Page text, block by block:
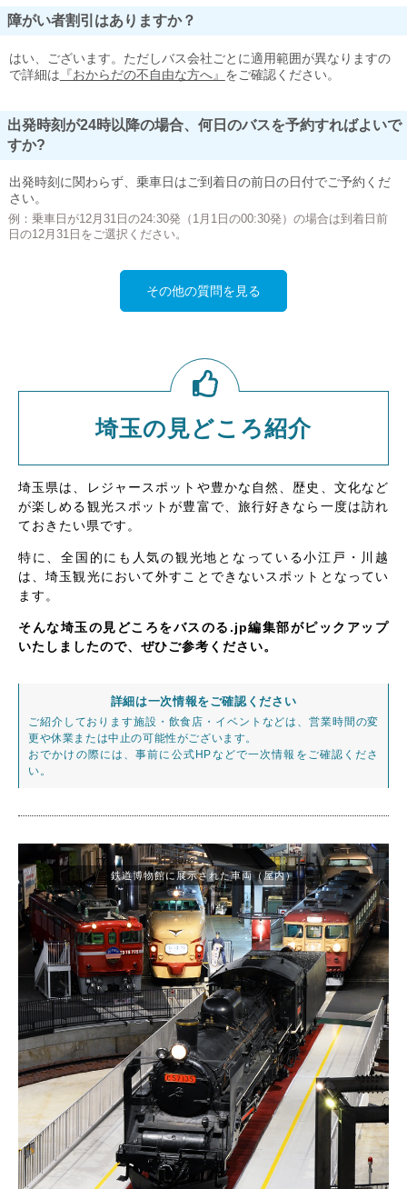
障がい者割引はありますか？
はい、ございます。ただしバス会社ごとに適用範囲が異なりますの
で詳細は 『おからだの不自由な方へ』 をご確認ください。
出発時刻が24時以降の場合、何日のバスを予約すればよいで
すか?
出発時刻に関わらず、乗車日はご到着日の前日の日付でご予約くだ
さい。
例：乗車日が12月31日の24:30発（1月1日の00:30発）の場合は到着日前
日の12月31日をご選択ください。
その他の質問を見る
埼玉の見どころ紹介
埼玉県は、レジャースポットや豊かな自然、歴史、文化など
が楽しめる観光スポットが豊富で、旅行好きなら一度は訪れ
ておきたい県です。
特に、全国的にも人気の観光地となっている小江戸・川越
は、埼玉観光において外すことできないスポットとなってい
ます。
そんな埼玉の見どころをバスのる.jp編集部がピックアップ
いたしましたので、ぜひご参考ください。
詳細は一次情報をご確認ください
ご紹介しております施設・飲食店・イベントなどは、営業時間の変
更や休業または中止の可能性がございます。
おでかけの際には、事前に公式HPなどで一次情報をご確認くださ
い。
鉄道博物館に展示された車両（屋内）